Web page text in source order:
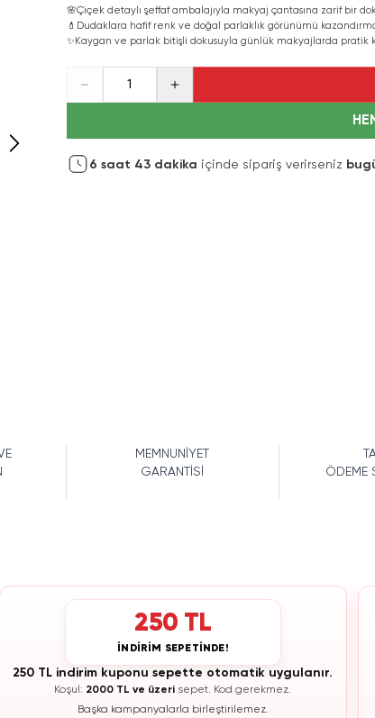
🌸Çiçek detaylı şeffaf ambalajıyla makyaj çantasına zarif bir
💄 Dudaklara hafif renk ve doğal parlaklık görünümü
✨ Kaygan ve parlak bitişli dokusuyla günlük makyajlarda pratik
1
6 saat 43dakika içinde sipariş verirseniz
MEMNUNİYET
GARANTİSİ
ÖDEME
250 TL
İNDİRİM SEPETİNDE!
250 TL indirim kuponu sepette otomatik uygulanır.
Koşul: 2000 TL ve üzeri sepet. Kod gerekmez.
Başka kampanyalarla birleştirilemez.